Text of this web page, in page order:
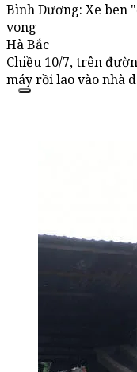
Bình Dương: Xe ben
vong
Hà Bắc
Chiều 10/7, trên
máy rồi lao vào nhà